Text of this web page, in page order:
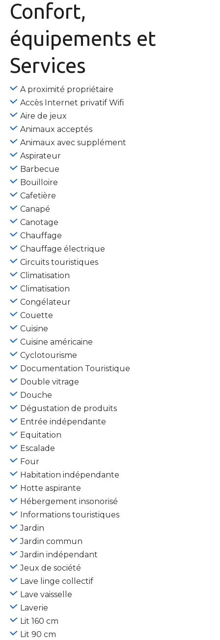
Confort,
équipements et
Services
A proximité propriétaire
Accès Internet privatif Wifi
Aire de jeux
Animaux acceptés
Animaux avec supplément
Aspirateur
Barbecue
Bouilloire
Cafetière
Canapé
Canotage
Chauffage
Chauffage électrique
Circuits touristiques
Climatisation
Climatisation
Congélateur
Couette
Cuisine
Cuisine américaine
Cyclotourisme
Documentation Touristique
Double vitrage
Douche
Dégustation de produits
Entrée indépendante
Equitation
Escalade
Four
Habitation indépendante
Hotte aspirante
Hébergement insonorisé
Informations touristiques
Jardin
Jardin commun
Jardin indépendant
Jeux de société
Lave linge collectif
Lave vaisselle
Laverie
Lit 160 cm
Lit 90 cm